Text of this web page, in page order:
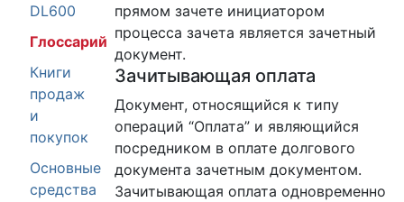
DL600
Глоссарий
Книги
продаж
и
покупок
Основные
средства
прямом зачете инициатором
процесса зачета является зачетный
документ.
Зачитывающая оплата
Документ, относящийся к типу
операций “Оплата” и являющийся
посредником в оплате долгового
документа зачетным документом.
Зачитывающая оплата одновременно